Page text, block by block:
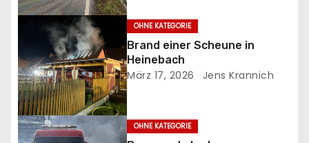
s
n
a
v
i
OHNE KATEGORIE
Brand einer Scheune in
Heinebach
März 17, 2026 Jens Krannich
OHNE KATEGORIE